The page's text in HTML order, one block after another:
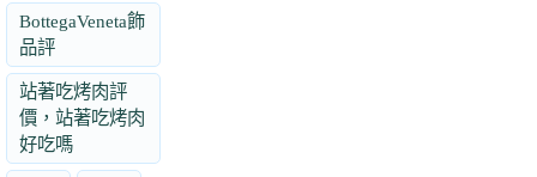
BottegaVeneta飾
品評
站著吃烤肉評
價，站著吃烤肉
好吃嗎